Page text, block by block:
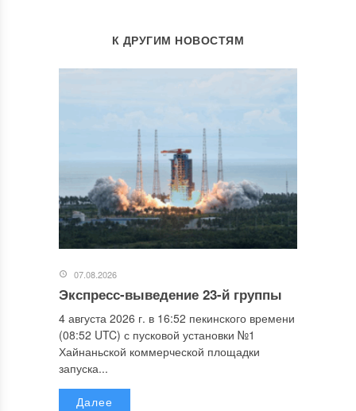
К ДРУГИМ НОВОСТЯМ
07.08.2026
Экспресс-выведение 23-й группы
4 августа 2026 г. в 16:52 пекинского времени
(08:52 UTC) с пусковой установки №1
Хайнаньской коммерческой площадки
запуска...
Далее